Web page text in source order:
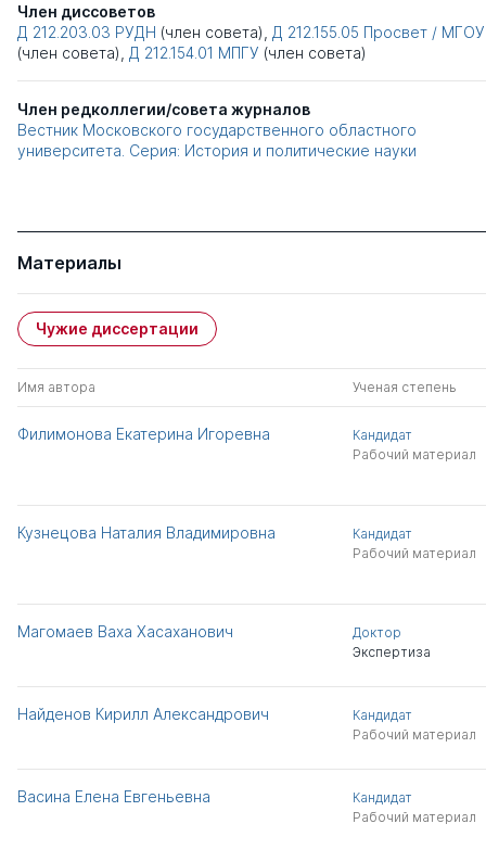
Член диссоветов
Д 212.203.03 РУДН (член совета), Д 212.155.05 Просвет / МГОУ
(член совета), Д 212.154.01 МПГУ (член совета)
Член редколлегии/совета журналов
Вестник Московского государственного областного
университета. Серия: История и политические науки
Материалы
Чужие диссертации
Имя автора Ученая степень
Филимонова Екатерина Игоревна
Кандидат
Рабочий материал
Кузнецова Наталия Владимировна
Кандидат
Рабочий материал
Магомаев Ваха Хасаханович
Доктор
Экспертиза
Найденов Кирилл Александрович
Кандидат
Рабочий материал
Васина Елена Евгеньевна
Кандидат
Рабочий материал